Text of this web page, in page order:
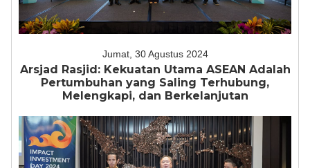
Jumat, 30 Agustus 2024
Arsjad Rasjid: Kekuatan Utama ASEAN Adalah
Pertumbuhan yang Saling Terhubung,
Melengkapi, dan Berkelanjutan